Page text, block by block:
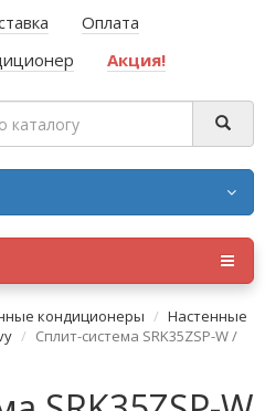
Оплата
Акция!
кондиционеры
Настенные
Сплит-система SRK35ZSP-W /